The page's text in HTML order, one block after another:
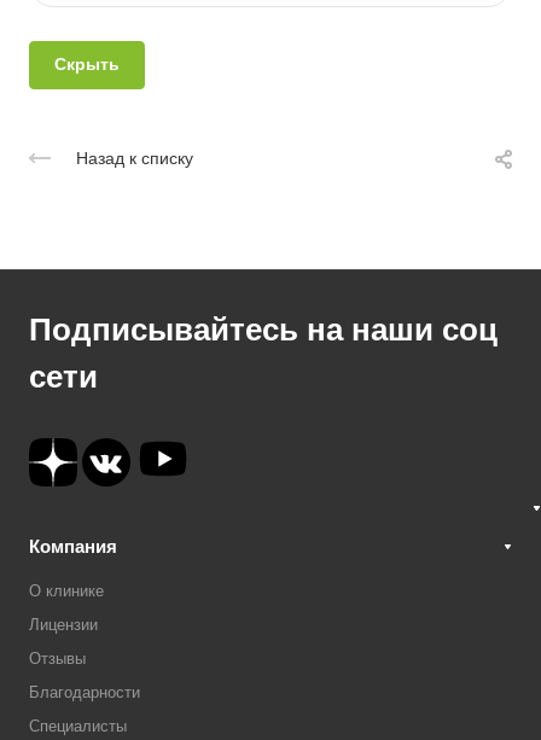
Скрыть
Назад к списку
Подписывайтесь на наши соц
сети
Компания
О клинике
Лицензии
Отзывы
Благодарности
Специалисты